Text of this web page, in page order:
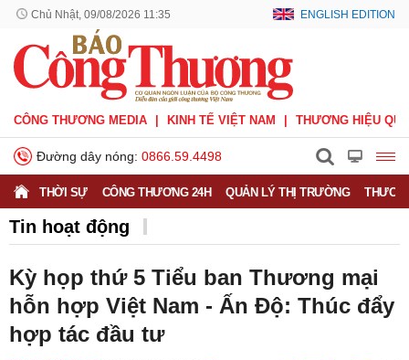
Chủ Nhật, 09/08/2026 11:35 ENGLISH EDITION
CÔNG THƯƠNG MEDIA KINH TẾ VIỆT NAM THƯƠNG HIỆU
Đường dây nóng: 0866.59.4498
THỜI SỰ CÔNG THƯƠNG 24H QUẢN LÝ THỊ TRƯỜNG
Tin hoạt động
Kỳ họp thứ 5 Tiểu ban Thương mại
hỗn hợp Việt Nam - Ấn Độ: Thúc đẩy
hợp tác đầu tư